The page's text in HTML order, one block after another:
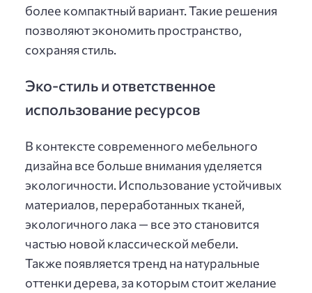
более компактный вариант. Такие решения
позволяют экономить пространство,
сохраняя стиль.
Эко-стиль и ответственное
использование ресурсов
В контексте современного мебельного
дизайна все больше внимания уделяется
экологичности. Использование устойчивых
материалов, переработанных тканей,
экологичного лака — все это становится
частью новой классической мебели.
Также появляется тренд на натуральные
оттенки дерева, за которым стоит желание